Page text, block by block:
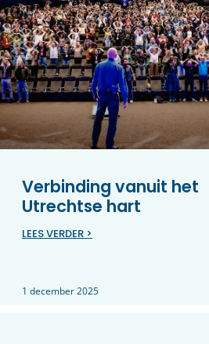
Verbinding vanuit het
Utrechtse hart
LEES VERDER >
1 december 2025